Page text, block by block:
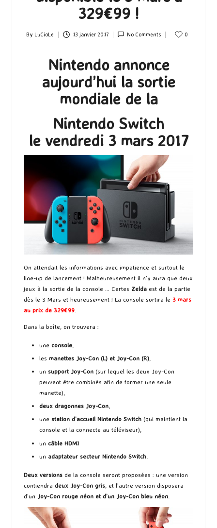
329€99 !
Posted
By LuCioLe 13 janvier 2017 No Comments 0
Nintendo annonce
aujourd’hui la sortie
mondiale de la
Nintendo Switch
le vendredi 3 mars 2017
On attendait les informations avec impatience et surtout le
line-up de lancement ! Malheureusement il n’y aura que deux
jeux à la sortie de la console … Certes Zelda est de la partie
dès le 3 Mars et heureusement ! La console sortira le 3 mars
au prix de 329€99
Dans la boîte, on trouvera :
une console
les manettes Joy-Con (L) et Joy-Con (R)
un support Joy-Con (sur lequel les deux Joy-Con
peuvent être combinés afin de former une seule
manette),
deux dragonnes Joy-Con,
une station d’accueil Nintendo Switch (qui maintient la
console et la connecte au téléviseur),
un câble HDMI
un adaptateur secteur Nintendo Switch
Deux versions de la console seront proposées : une version
contiendra deux Joy-Con gris , et l’autre version disposera
d’un Joy-Con rouge néon et d’un Joy-Con bleu néon